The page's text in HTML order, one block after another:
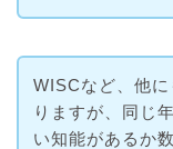
WISCなど、他
りますが、同じ
い知能があるか